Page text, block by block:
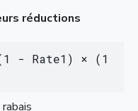
réductions
- Rate1) × (1